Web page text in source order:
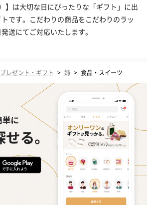
】は大切な日にぴったりな「ギフト」に出
です。こだわりの商品をこだわりのラッ
送にてご対応いたします。
レゼント・ギフト > 姉 > 食品・スイーツ